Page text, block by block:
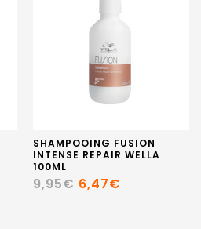
SHAMPOOING FUSION
INTENSE REPAIR WELLA
100ML
9,95€ 6,47€